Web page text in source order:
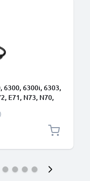
6300, 6300i, 6303,
E71, N73, N70,